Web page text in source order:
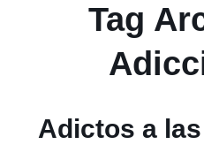
Tag
Adictos a